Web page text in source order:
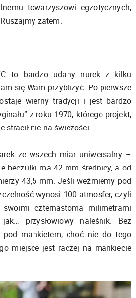
towarzyszowi egzotycznych,
zatem.
to bardzo udany nurek z kilku
się Wam przybliżyć. Po pierwsze
wierny tradycji i jest bardzo
z roku 1970, którego projekt,
stracił nic na świeżości.
ze wszech miar uniwersalny –
beczułki ma 42 mm średnicy, a od
43,5 mm. Jeśli weźmiemy pod
wynosi 100 atmosfer, czyli
czternastoma milimetrami
przysłowiowy naleśnik. Bez
pod mankietem, choć nie do tego
miejsce jest raczej na mankiecie